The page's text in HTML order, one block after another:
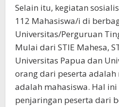
Selain itu, kegiatan
112 Mahasiswa/i di
Universitas/Perguruan
Mulai dari STIE Mahesa,
Universitas Papua dan
orang dari peserta adalah
adalah mahasiswa. Hal
penjaringan peserta dari